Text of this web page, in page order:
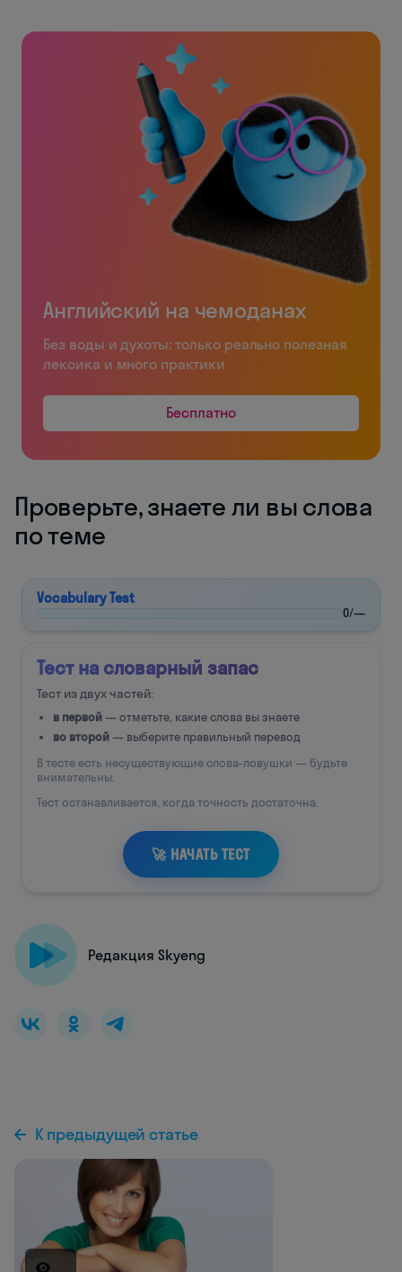
Английский на чемоданах
Без воды и духоты: только реально полезная
лексика и много практики
Бесплатно
Проверьте, знаете ли вы слова
по теме
Редакция Skyeng
К предыдущей статье